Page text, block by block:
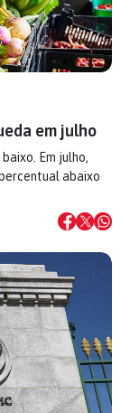
em julho
Em julho,
percentual abaixo